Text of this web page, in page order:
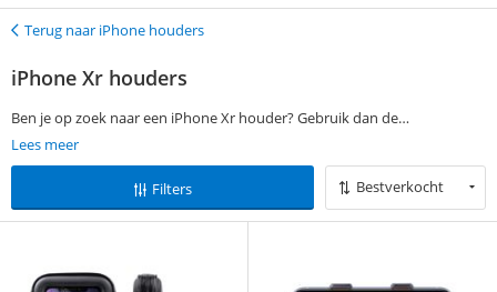
Terug
Terug naar iPhone houders
iPhone Xr houders
Ben je op zoek naar een iPhone Xr houder? Gebruik dan de
filtermogelijkheden aan de linkerkant van deze pagina om jouw
favoriete iPhone Xr houder te vinden. Bestel vervolgens op werkdagen
voor 13:00 en ontvang jouw bestelling de volgende dag al thuis. Zonder
verzendkosten!
Lees meer
Filters Bestverkocht